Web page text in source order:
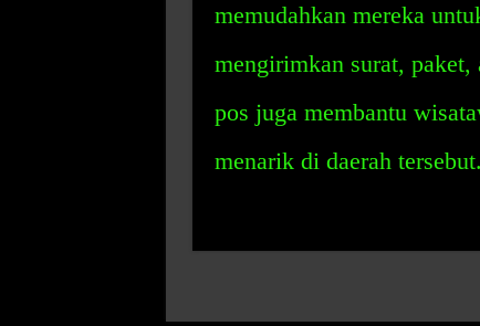
memudahkan mereka
mengirimkan surat, paket,
pos juga membantu
menarik di daerah tersebut.